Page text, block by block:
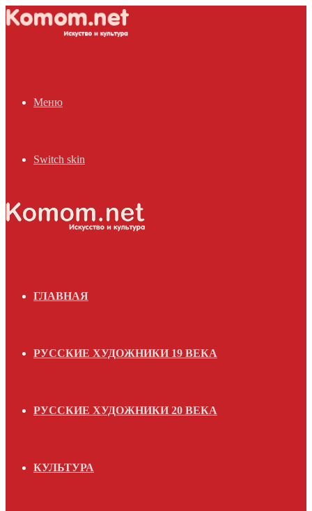
Меню
Switch skin
ГЛАВНАЯ
РУССКИЕ ХУДОЖНИКИ 19 ВЕКА
РУССКИЕ ХУДОЖНИКИ 20 ВЕКА
КУЛЬТУРА